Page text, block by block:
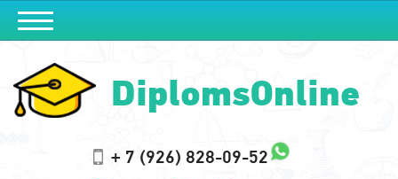
DiplomsOnline
+ 7 (926) 828-09-52